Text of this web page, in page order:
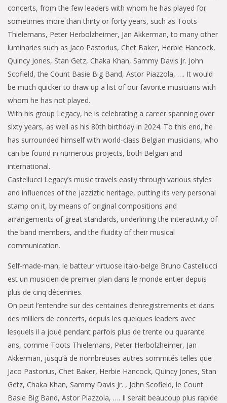
concerts, from the few leaders with whom he has played for
sometimes more than thirty or forty years, such as Toots
Thielemans, Peter Herbolzheimer, Jan Akkerman, to many other
luminaries such as Jaco Pastorius, Chet Baker, Herbie Hancock,
Quincy Jones, Stan Getz, Chaka Khan, Sammy Davis Jr. John
Scofield, the Count Basie Big Band, Astor Piazzola, …. It would
be much quicker to draw up a list of our favorite musicians with
whom he has not played.
With his group Legacy, he is celebrating a career spanning over
sixty years, as well as his 80th birthday in 2024. To this end, he
has surrounded himself with world-class Belgian musicians, who
can be found in numerous projects, both Belgian and
international.
Castellucci Legacy’s music travels easily through various styles
and influences of the jazziztic heritage, putting its very personal
stamp on it, by means of original compositions and
arrangements of great standards, underlining the interactivity of
the band members, and the fluidity of their musical
communication.
Self-made-man, le batteur virtuose italo-belge Bruno Castellucci
est un musicien de premier plan dans le monde entier depuis
plus de cinq décennies.
On peut l’entendre sur des centaines d’enregistrements et dans
des milliers de concerts, depuis les quelques leaders avec
lesquels il a joué pendant parfois plus de trente ou quarante
ans, comme Toots Thielemans, Peter Herbolzheimer, Jan
Akkerman, jusqu’à de nombreuses autres sommités telles que
Jaco Pastorius, Chet Baker, Herbie Hancock, Quincy Jones, Stan
Getz, Chaka Khan, Sammy Davis Jr. , John Scofield, le Count
Basie Big Band, Astor Piazzola, …. Il serait beaucoup plus rapide